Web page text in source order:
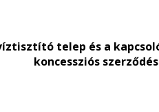
telep és a
koncessziós